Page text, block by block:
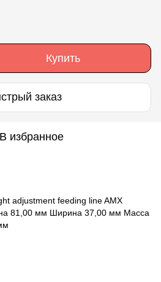
Купить
заказ
В избранное
adjustment feeding line AMX
81,00 мм Ширина 37,00 мм Масса